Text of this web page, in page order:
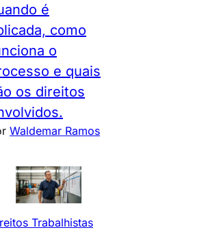
é
como
o
e quais
os direitos
Waldemar Ramos
Trabalhistas